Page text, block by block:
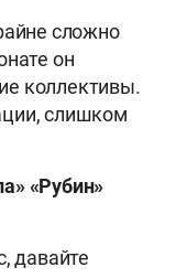
сложно
он
коллективы.
слишком
«Рубин»
давайте